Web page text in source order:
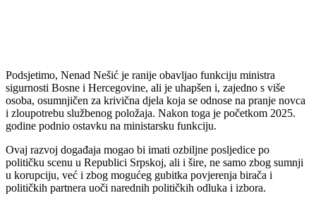
Podsjetimo, Nenad Nešić je ranije obavljao funkciju ministra
sigurnosti Bosne i Hercegovine, ali je uhapšen i, zajedno s više
osoba, osumnjičen za krivična djela koja se odnose na pranje novca
i zloupotrebu službenog položaja. Nakon toga je početkom 2025.
godine podnio ostavku na ministarsku funkciju.
Ovaj razvoj događaja mogao bi imati ozbiljne posljedice po
političku scenu u Republici Srpskoj, ali i šire, ne samo zbog sumnji
u korupciju, već i zbog mogućeg gubitka povjerenja birača i
političkih partnera uoči narednih političkih odluka i izbora.